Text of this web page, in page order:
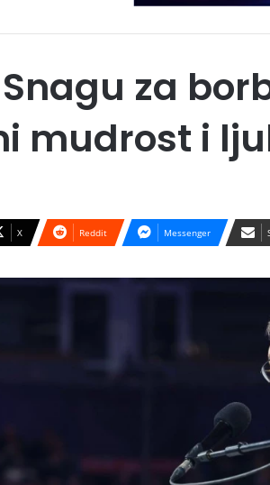
za
mudrost i
X Reddit Messenger